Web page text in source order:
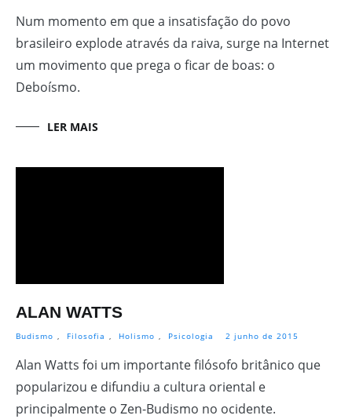
Num momento em que a insatisfação do povo
brasileiro explode através da raiva, surge na Internet
um movimento que prega o ficar de boas: o
Deboísmo.
LER MAIS
ALAN WATTS
Budismo , Filosofia , Holismo , Psicologia 2 junho de 2015
Alan Watts foi um importante filósofo britânico que
popularizou e difundiu a cultura oriental e
principalmente o Zen-Budismo no ocidente.